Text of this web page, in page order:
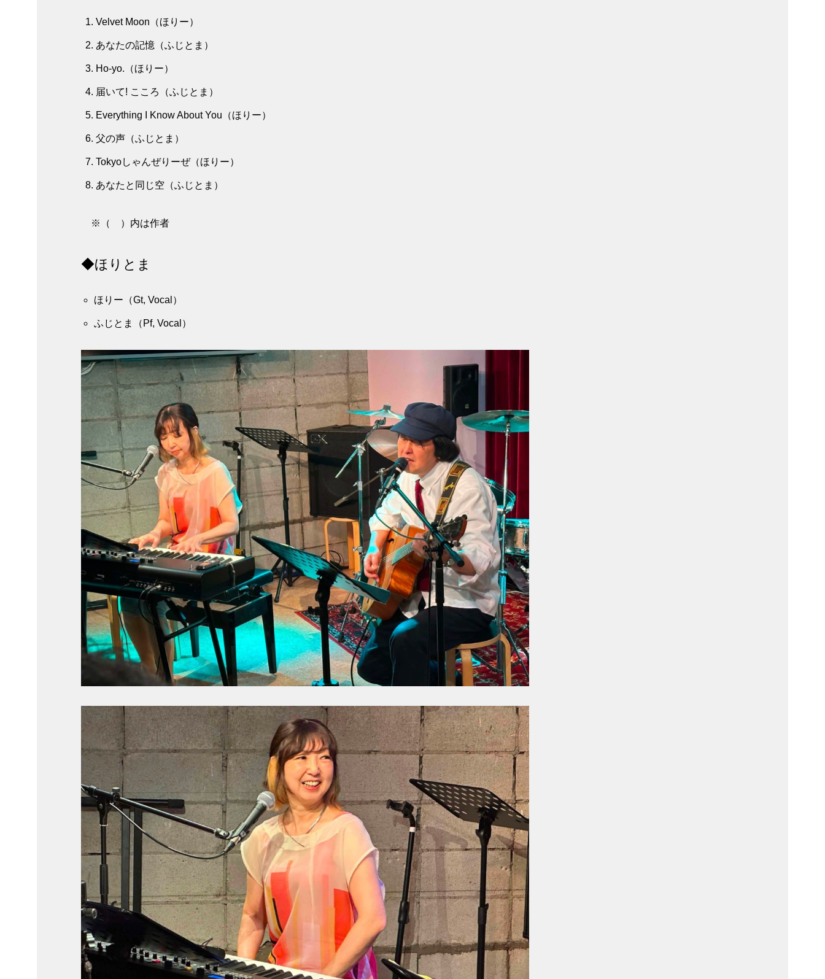
Velvet Moon（ほりー）
あなたの記憶（ふじとま）
Ho-yo.（ほりー）
届いて! こころ（ふじとま）
Everything I Know About You（ほりー）
父の声（ふじとま）
Tokyoしゃんぜりーぜ（ほりー）
あなたと同じ空（ふじとま）
※（ ）内は作者
◆ほりとま
ほりー（Gt, Vocal）
ふじとま（Pf, Vocal）